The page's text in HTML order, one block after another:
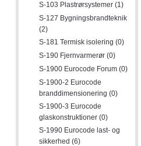
S-103 Plastrørsystemer (1)
S-127 Bygningsbrandteknik
(2)
S-181 Termisk isolering (0)
S-190 Fjernvarmerør (0)
S-1900 Eurocode Forum (0)
S-1900-2 Eurocode
branddimensionering (0)
S-1900-3 Eurocode
glaskonstruktioner (0)
S-1990 Eurocode last- og
sikkerhed (6)